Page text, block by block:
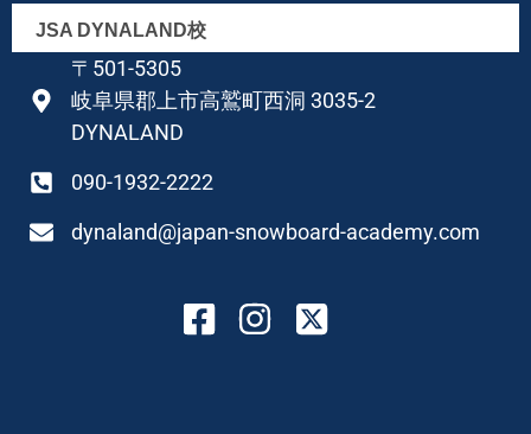
JSA DYNALAND校
〒501-5305
岐阜県郡上市高鷲町西洞 3035-2
DYNALAND
090-1932-2222
dynaland@japan-snowboard-academy.com